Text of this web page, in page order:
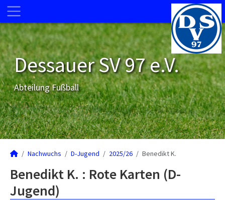
Dessauer SV 97 e.V.
Abteilung Fußball
Nachwuchs D-Jugend 2025/26 Benedikt K.
Benedikt K. : Rote Karten (D-
Jugend)